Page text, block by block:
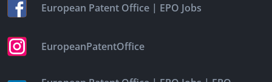
European Patent Office | EPO Jobs
EuropeanPatentOffice